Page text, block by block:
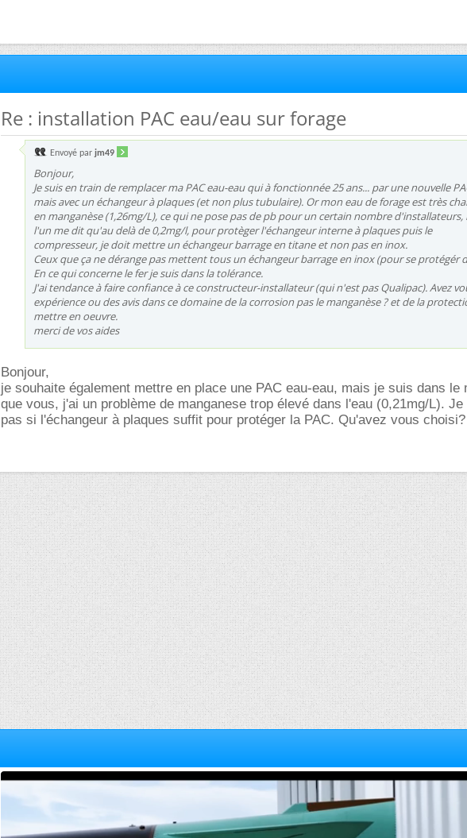
Re : installation PAC eau/eau sur forage
Envoyé par jm49
Bonjour,
Je suis en train de remplacer ma PAC eau-eau qui à fonctionnée 25 ans... par une nouvelle
mais avec un échangeur à plaques (et non plus tubulaire). Or mon eau de forage est très
en manganèse (1,26mg/L), ce qui ne pose pas de pb pour un certain nombre d'installateurs,
l'un me dit qu'au delà de 0,2mg/l, pour protèger l'échangeur interne à plaques puis le
compresseur, je doit mettre un échangeur barrage en titane et non pas en inox.
Ceux que ça ne dérange pas mettent tous un échangeur barrage en inox (pour se protégér
En ce qui concerne le fer je suis dans la tolérance.
J'ai tendance à faire confiance à ce constructeur-installateur (qui n'est pas Qualipac). Avez
expérience ou des avis dans ce domaine de la corrosion pas le manganèse ? et de la
mettre en oeuvre.
merci de vos aides
Bonjour,
je souhaite également mettre en place une PAC eau-eau, mais je suis dans le
que vous, j'ai un problème de manganese trop élevé dans l'eau (0,21mg/L).
pas si l'échangeur à plaques suffit pour protéger la PAC. Qu'avez vous choisi?